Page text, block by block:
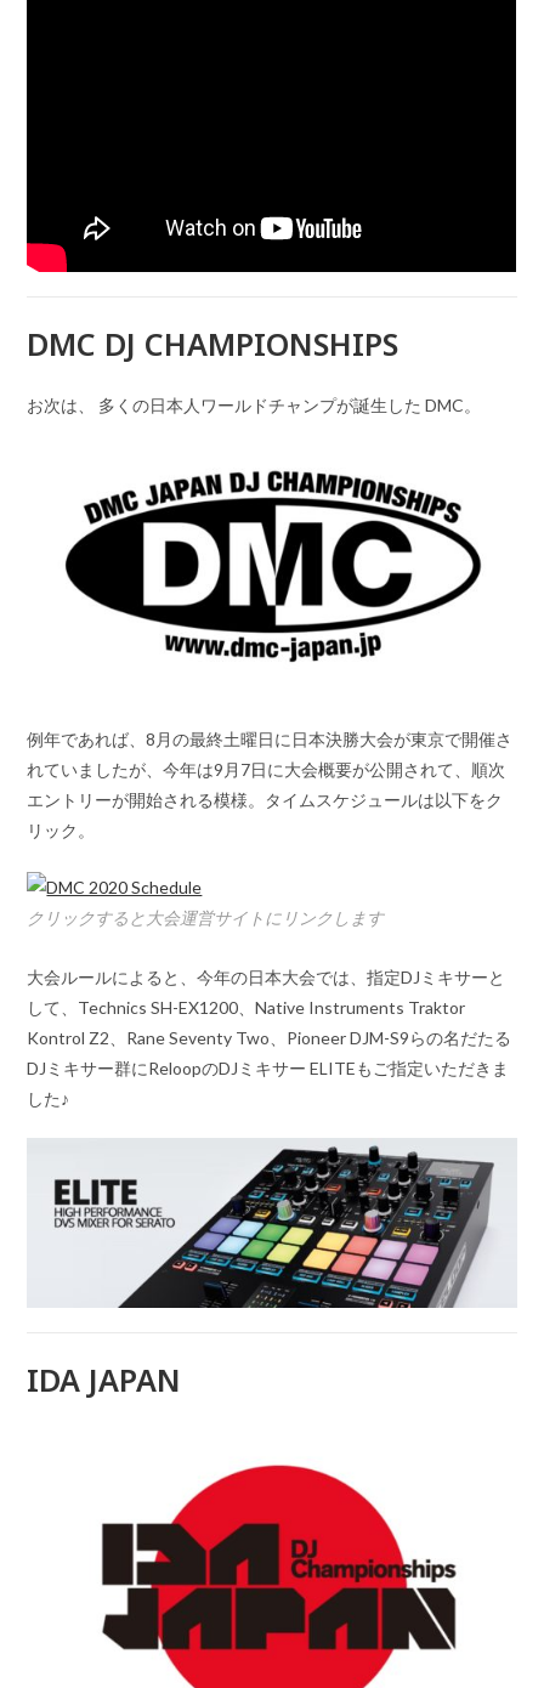
DMC DJ CHAMPIONSHIPS
お次は、 多くの日本人ワールドチャンプが誕生した DMC。
例年であれば、8月の最終土曜日に日本決勝大会が東京で開催さ
れていましたが、今年は9月7日に大会概要が公開されて、順次
エントリーが開始される模様。タイムスケジュールは以下をク
リック。
クリックすると大会運営サイトにリンクします
大会ルールによると、今年の日本大会では、指定DJミキサーと
して、Technics SH-EX1200、Native Instruments Traktor
Kontrol Z2、Rane Seventy Two、Pioneer DJM-S9らの名だたる
DJミキサー群にReloopのDJミキサー ELITEもご指定いただきま
した♪
IDA JAPAN